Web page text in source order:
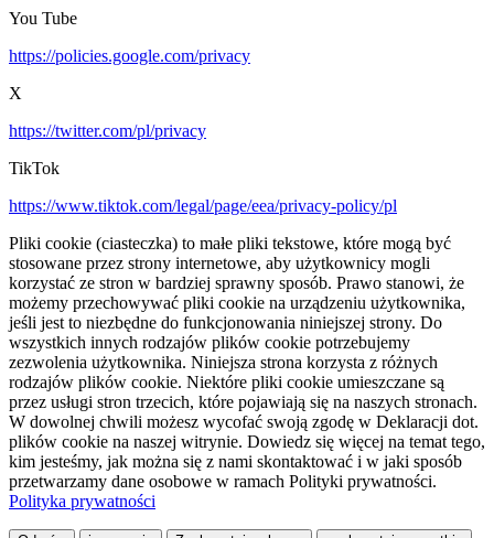
You Tube
https://policies.google.com/privacy
X
https://twitter.com/pl/privacy
TikTok
https://www.tiktok.com/legal/page/eea/privacy-policy/pl
Pliki cookie (ciasteczka) to małe pliki tekstowe, które mogą być
stosowane przez strony internetowe, aby użytkownicy mogli
korzystać ze stron w bardziej sprawny sposób. Prawo stanowi, że
możemy przechowywać pliki cookie na urządzeniu użytkownika,
jeśli jest to niezbędne do funkcjonowania niniejszej strony. Do
wszystkich innych rodzajów plików cookie potrzebujemy
zezwolenia użytkownika. Niniejsza strona korzysta z różnych
rodzajów plików cookie. Niektóre pliki cookie umieszczane są
przez usługi stron trzecich, które pojawiają się na naszych stronach.
W dowolnej chwili możesz wycofać swoją zgodę w Deklaracji dot.
plików cookie na naszej witrynie. Dowiedz się więcej na temat tego,
kim jesteśmy, jak można się z nami skontaktować i w jaki sposób
przetwarzamy dane osobowe w ramach Polityki prywatności.
Polityka prywatności